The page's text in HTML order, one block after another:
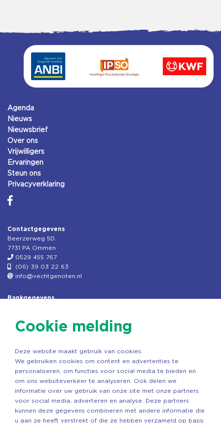
Agenda
Nieuws
Nieuwsbrief
Over ons
Vrijwilligers
Ervaringen
Steun ons
Privacyverklaring
Contactgegevens
Beerzerweg 5D.
7731 PA Ommen
0529 455 767
(06) 39 03 22 63
info@vechtgenoten.nl
Bankgegevens
Rek.nr: NL85RABO0127579230
Copyright ©2026 Vechtgenoten
Cookie melding
Deze website maakt gebruik van cookies.
We gebruiken cookies om content en advertenties te
personaliseren, om functies voor social media te bieden en
om ons websiteverkeer te analyseren. Ook delen we
informatie over uw gebruik van onze site met onze partners
voor social media, adverteren en analyse. Deze partners
kunnen deze gegevens combineren met andere informatie die
u aan ze heeft verstrekt of die ze hebben verzameld op basis